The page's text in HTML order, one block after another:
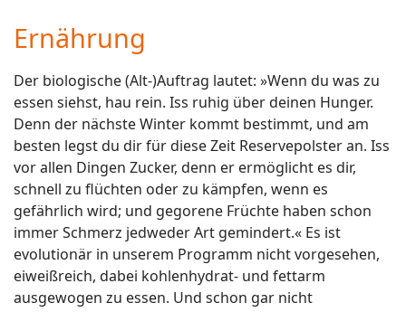
Ernährung
Der biologische (Alt-)Auftrag lautet: »Wenn du was zu
essen siehst, hau rein. Iss ruhig über deinen Hunger.
Denn der nächste Winter kommt bestimmt, und am
besten legst du dir für diese Zeit Reservepolster an. Iss
vor allen Dingen Zucker, denn er ermöglicht es dir,
schnell zu flüchten oder zu kämpfen, wenn es
gefährlich wird; und gegorene Früchte haben schon
immer Schmerz jedweder Art gemindert.« Es ist
evolutionär in unserem Programm nicht vorgesehen,
eiweißreich, dabei kohlenhydrat- und fettarm
ausgewogen zu essen. Und schon gar nicht